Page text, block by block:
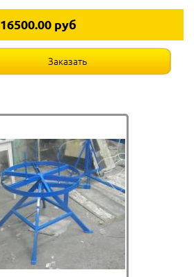
16500.00 руб